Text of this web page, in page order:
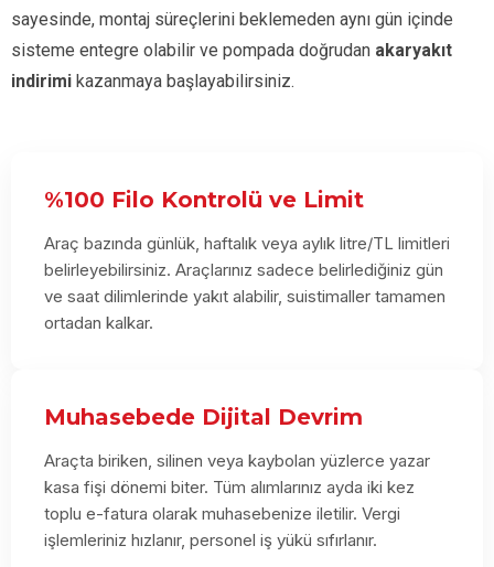
sayesinde, montaj süreçlerini beklemeden aynı gün içinde
sisteme entegre olabilir ve pompada doğrudan akaryakıt
indirimi kazanmaya başlayabilirsiniz.
%100 Filo Kontrolü ve Limit
Araç bazında günlük, haftalık veya aylık litre/TL limitleri
belirleyebilirsiniz. Araçlarınız sadece belirlediğiniz gün
ve saat dilimlerinde yakıt alabilir, suistimaller tamamen
ortadan kalkar.
Muhasebede Dijital Devrim
Araçta biriken, silinen veya kaybolan yüzlerce yazar
kasa fişi dönemi biter. Tüm alımlarınız ayda iki kez
toplu e-fatura olarak muhasebenize iletilir. Vergi
işlemleriniz hızlanır, personel iş yükü sıfırlanır.